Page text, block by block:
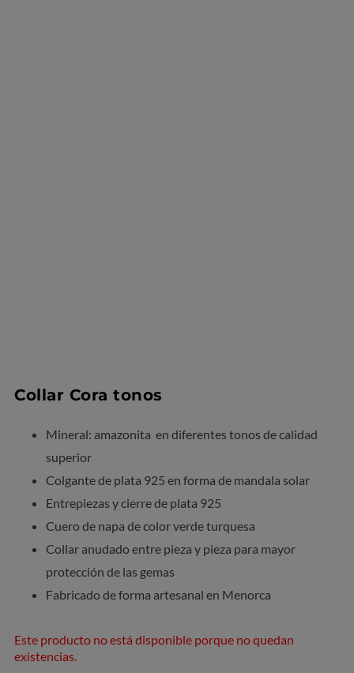
Collar Cora tonos
Mineral: amazonita en diferentes tonos de calidad
superior
Colgante de plata 925 en forma de mandala solar
Entrepiezas y cierre de plata 925
Cuero de napa de color verde turquesa
Collar anudado entre pieza y pieza para mayor
protección de las gemas
Fabricado de forma artesanal en Menorca
Este producto no está disponible porque no quedan
existencias.